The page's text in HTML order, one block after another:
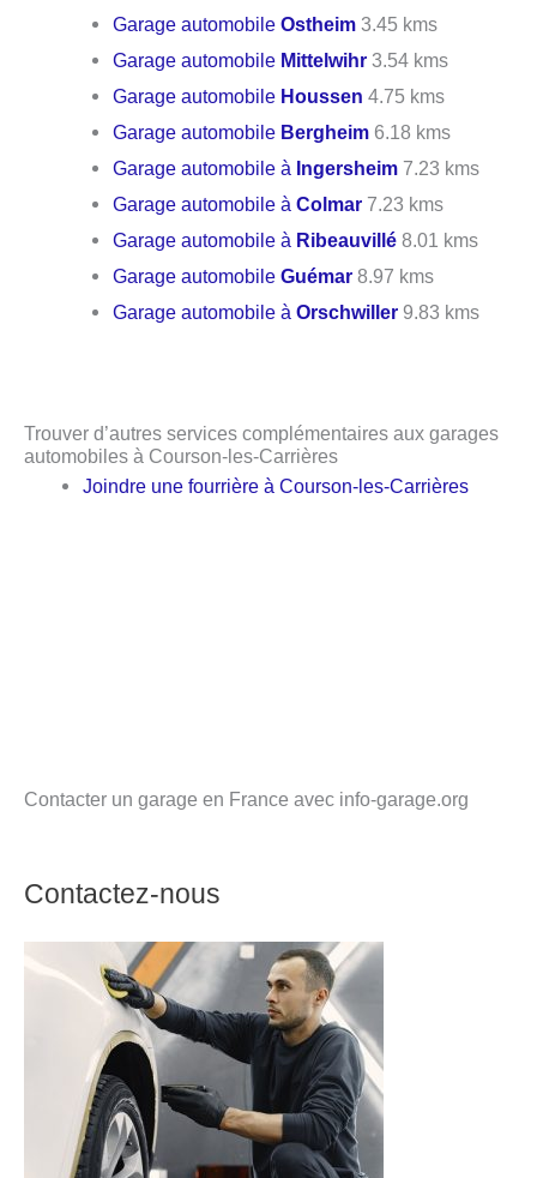
Garage automobileOstheim 3.45 kms
Garage automobile Mittelwihr 3.54 kms
Garage automobile Houssen 4.75 kms
Garage automobile Bergheim 6.18 kms
Garage automobile à Ingersheim 7.23 kms
Garage automobile àColmar 7.23 kms
Garage automobile à Ribeauvillé 8.01 kms
Garage automobileGuémar 8.97 kms
Garage automobile àOrschwiller 9.83 kms
Trouver d’autres services complémentaires aux garages
automobiles à Courson-les-Carrières
Joindre une fourrière à Courson-les-Carrières
Contacter un garage en France avec info-garage.org
Contactez-nous